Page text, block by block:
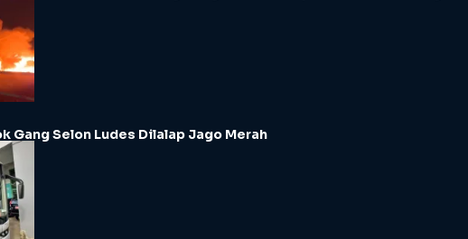
Gang Selon Ludes Dilalap Jago Merah